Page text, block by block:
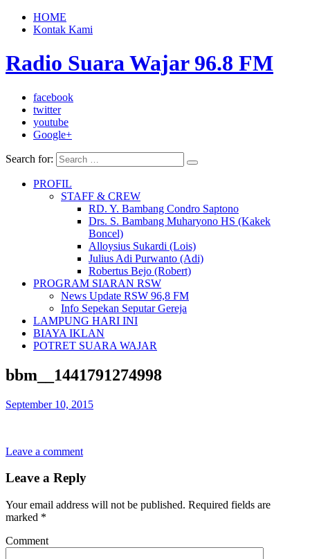
HOME
Kontak Kami
Radio Suara Wajar 96.8 FM
facebook
twitter
youtube
Google+
Search for:
PROFIL
STAFF & CREW
RD. Y. Bambang Condro Saptono
Drs. S. Bambang Muharyono HS (Kakek
Boncel)
Alloysius Sukardi (Lois)
Julius Adi Purwanto (Adi)
Robertus Bejo (Robert)
PROGRAM SIARAN RSW
News Update RSW 96,8 FM
Info Sepekan Seputar Gereja
LAMPUNG HARI INI
BIAYA IKLAN
POTRET SUARA WAJAR
bbm__1441791274998
September 10, 2015
Leave a comment
Leave a Reply
Your email address will not be published. Required fields are
marked *
Comment